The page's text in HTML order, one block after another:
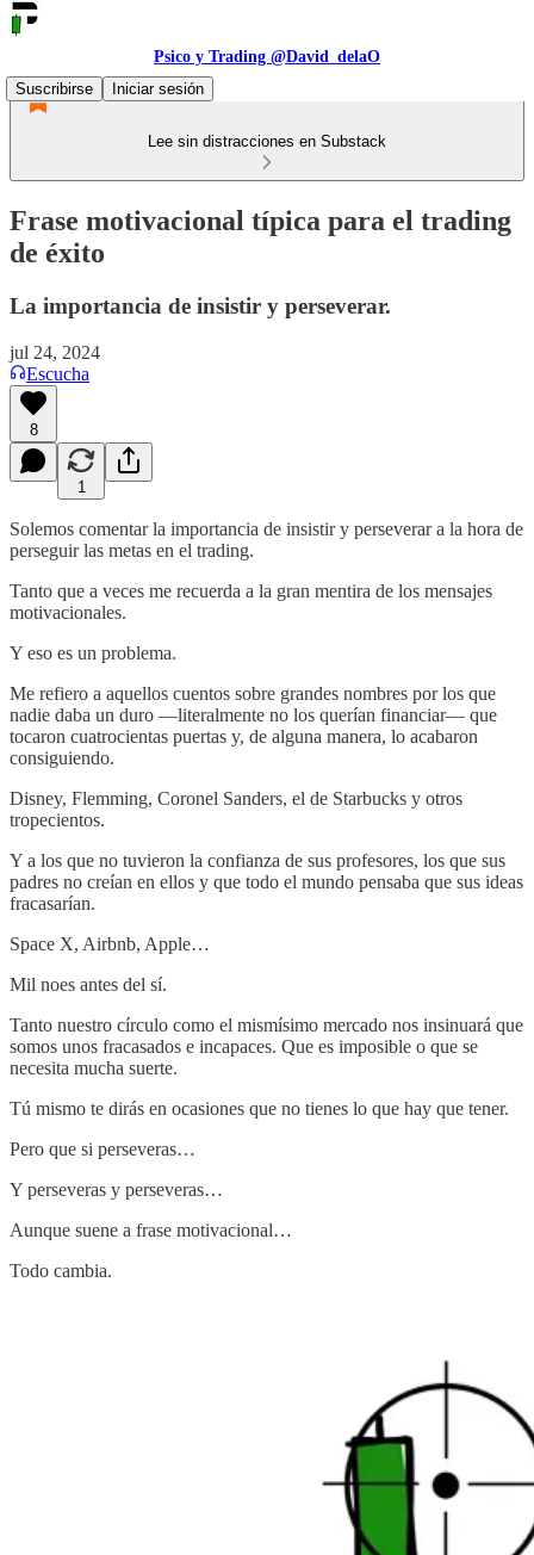
Psico y Trading @David_delaO
Suscribirse
Iniciar sesión
Lee sin distracciones en Substack
Frase motivacional típica para el trading
de éxito
La importancia de insistir y perseverar.
jul 24, 2024
Escucha
8
1
Solemos comentar la importancia de insistir y perseverar a la hora de
perseguir las metas en el trading.
Tanto que a veces me recuerda a la gran mentira de los mensajes
motivacionales.
Y eso es un problema.
Me refiero a aquellos cuentos sobre grandes nombres por los que
nadie daba un duro —literalmente no los querían financiar— que
tocaron cuatrocientas puertas y, de alguna manera, lo acabaron
consiguiendo.
Disney, Flemming, Coronel Sanders, el de Starbucks y otros
tropecientos.
Y a los que no tuvieron la confianza de sus profesores, los que sus
padres no creían en ellos y que todo el mundo pensaba que sus ideas
fracasarían.
Space X, Airbnb, Apple…
Mil noes antes del sí.
Tanto nuestro círculo como el mismísimo mercado nos insinuará que
somos unos fracasados e incapaces. Que es imposible o que se
necesita mucha suerte.
Tú mismo te dirás en ocasiones que no tienes lo que hay que tener.
Pero que si perseveras…
Y perseveras y perseveras…
Aunque suene a frase motivacional…
Todo cambia.